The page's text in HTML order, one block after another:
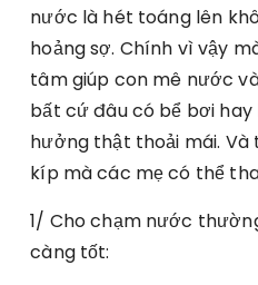
nước là hét toáng lên
hoảng sợ. Chính vì vậy
tâm giúp con mê nước
bất cứ đâu có bể bơi
hưởng thật thoải mái.
kíp mà các mẹ có thể
1/ Cho chạm nước
càng tốt: